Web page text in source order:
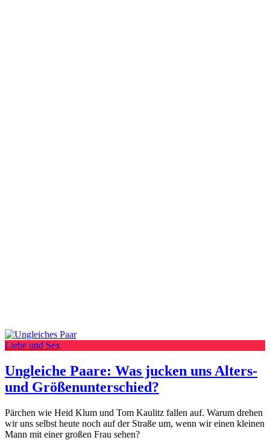
Liebe und Sex
Ungleiche Paare: Was jucken uns Alters-
und Größenunterschied?
Pärchen wie Heid Klum und Tom Kaulitz fallen auf. Warum drehen
wir uns selbst heute noch auf der Straße um, wenn wir einen kleinen
Mann mit einer großen Frau sehen?